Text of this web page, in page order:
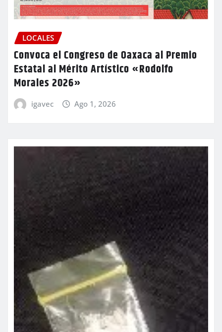
LOCALES
Convoca el Congreso de Oaxaca al Premio
Estatal al Mérito Artístico «Rodolfo
Morales 2026»
igavec Ago 1, 2026